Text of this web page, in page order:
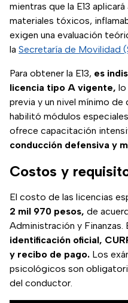
mientras que la E13
materiales tóxicos,
exigen una evaluación
la Secretaría de Movilidad
Para obtener la E13, es
licencia tipo A vigente, lo
previa y un nivel mínimo de
habilitó módulos
ofrece capacitación
conducción defensiva y
Costos y
El costo de las licencias
2 mil 970 pesos, de
Administración y Finanzas.
identificación oficial,
y recibo de pago. Los
psicológicos son
del conductor.